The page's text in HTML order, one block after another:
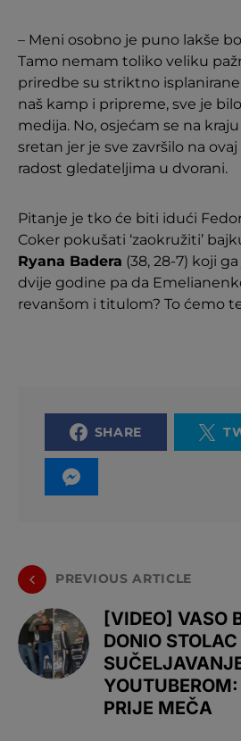
– Meni osobno je puno lakše
Tamo nemam toliko veliku
priredbe su striktno
naš kamp i pripreme, sve je
medija. No, osjećam se na
sretan jer je sve završilo na
radost gledateljima u dvorani.
Pitanje je tko će biti idući
Coker pokušati ‘zaokružiti’
Ryana Badera (38, 28-7) koji
dvije godine pa da
revanšom i titulom? To ćemo
SHARE
PREVIOUS ARTICLE
[VIDEO] VASO
DONIO
PRIJE MEČA